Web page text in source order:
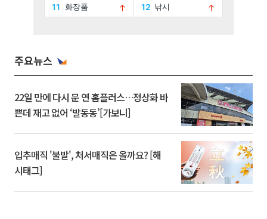
주요뉴스
22일 만에 다시 문 연 홈플러스…정상화 바
쁜데 재고 없어 ‘발동동’[가보니]
입추매직 '불발', 처서매직은 올까요? [해
시태그]